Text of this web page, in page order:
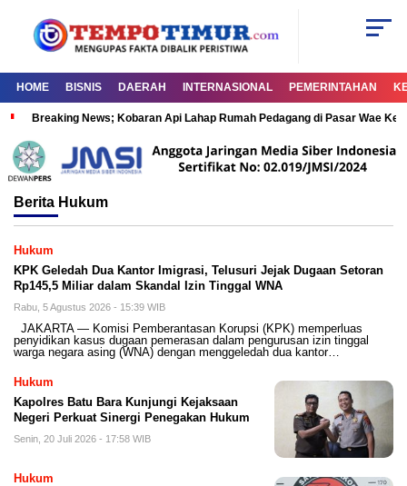
HOME BISNIS DAERAH INTERNASIONAL PEMERINTAHAN
Breaking News; Kobaran Api Lahap Rumah Pedagang di Pasar Wae
Berita Hukum
Hukum
KPK Geledah Dua Kantor Imigrasi, Telusuri Jejak Dugaan Setoran
Rp145,5 Miliar dalam Skandal Izin Tinggal WNA
Rabu, 5 Agustus 2026 - 15:39 WIB
JAKARTA — Komisi Pemberantasan Korupsi (KPK) memperluas
penyidikan kasus dugaan pemerasan dalam pengurusan izin tinggal
warga negara asing (WNA) dengan menggeledah dua kantor…
Hukum
Kapolres Batu Bara Kunjungi Kejaksaan
Negeri Perkuat Sinergi Penegakan Hukum
Senin, 20 Juli 2026 - 17:58 WIB
Hukum